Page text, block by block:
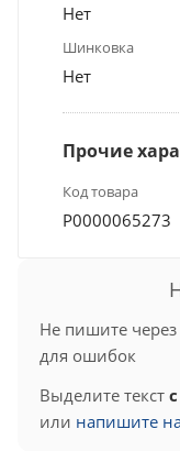
Нет
Шинковка
Нет
Прочие
Код товара
Р0000065273
Не пишите
для ошибок
Выделите текст
или напишите